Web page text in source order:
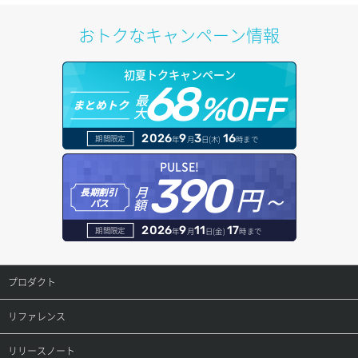
ポートデタッチ
ボリュームアタッチ
ボリュームデタッチ
オブジェクトダウンロード
オブジェクトバージョン管理
オブジェクト一覧取得
オブジェクト削除
オブジェクト削除予約
オブジェクト複製
オブジェクト詳細取得
コンテナ一覧取得
ドメイン情報登録
ドメイン詳細取得
レコード一覧取得
レコード作成
レコード更新
レコード詳細取得
おトクなキャンペーン情報
初夏トクキャンペーン
まとめトク 最
大68%OFF
期間限定 2026年9月3日(木) 16時まで
PULSE!
長期割引
パス
月
額390円～
期間限定 2026年9月11日(金) 17時まで
プロダクト
プロダクトトップ
ConoHa VPS(Ver.3.0)
リファレンス
リファレンストップ
リリースノート